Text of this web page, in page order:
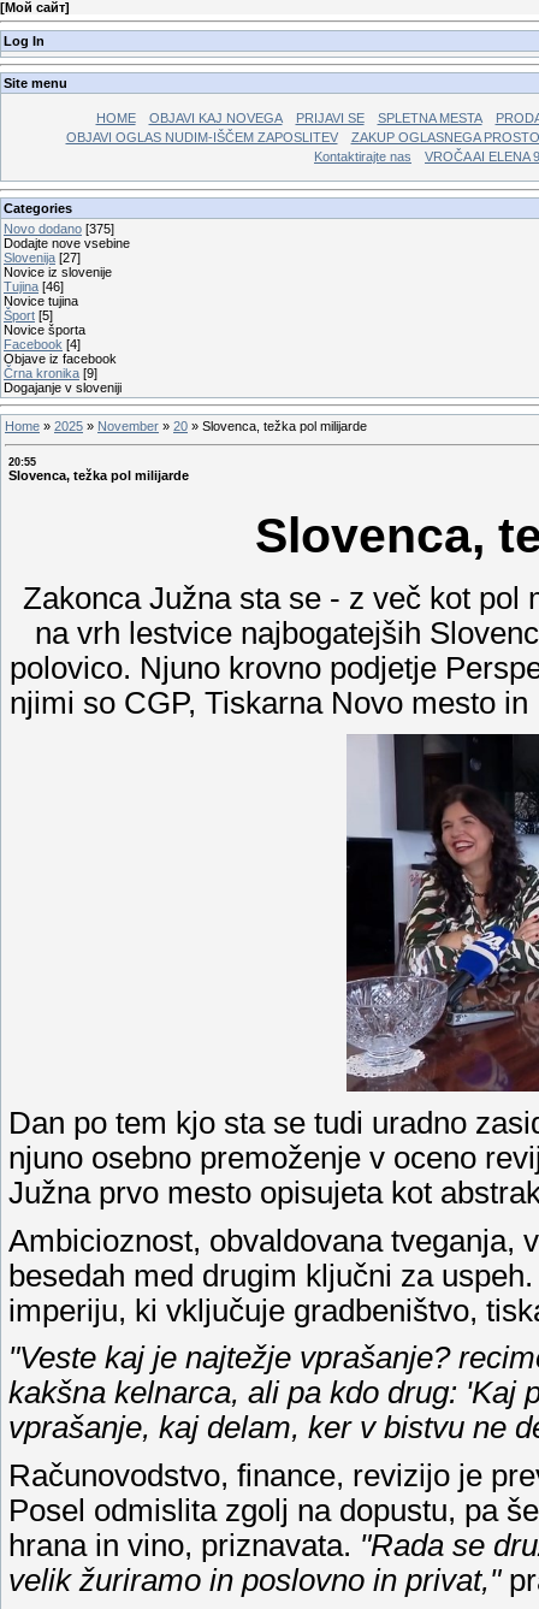
[Мой сайт]
Log In
Site menu
HOME OBJAVI KAJ NOVEGA PRIJAVI SE SPLETNA MESTA
OBJAVI OGLAS NUDIM-IŠČEM ZAPOSLITEV
ZAKUP OGLASNEGA
Kontaktirajte nas
VROČA AI ELENA
Categories
Novo dodano [375]
Dodajte nove vsebine
Slovenija [27]
Novice iz slovenije
Tujina [46]
Novice tujina
Šport [5]
Novice športa
Facebook [4]
Objave iz facebook
Črna kronika [9]
Dogajanje v sloveniji
Home » 2025 » November » 20 » Slovenca, težka pol milijarde
20:55
Slovenca, težka pol milijarde
Slovenca,
Zakonca Južna sta se - z več kot
na vrh lestvice najbogatejših
polovico. Njuno krovno podjetje
njimi so CGP, Tiskarna Novo mesto
Dan po tem kjo sta se tudi uradno
njuno osebno premoženje v oceno
Južna prvo mesto opisujeta kot
Ambicioznost, obvaldovana tveganja,
besedah med drugim ključni za
imperiju, ki vključuje gradbeništvo,
"Veste kaj je najtežje vprašanje?
kakšna kelnarca, ali pa kdo drug: 'Kaj
vprašanje, kaj delam, ker v bistvu ne
Računovodstvo, finance, revizijo je
Posel odmislita zgolj na dopustu, pa
hrana in vino, priznavata. "Rada se
velik žuriramo in poslovno in privat,"